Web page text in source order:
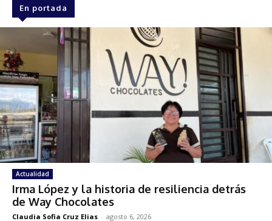
En portada
Actualidad
Irma López y la historia de resiliencia detrás
de Way Chocolates
Claudia Sofia Cruz Elias - agosto 6, 2026